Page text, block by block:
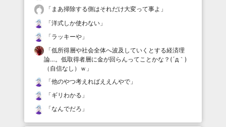
「 まあ掃除する側はそれだけ大変って事よ 」
「洋式しか使わない 」
「ラッキーや 」
「低所得層や社会全体へ波及していくとする経済理
論…。低取得者層に金が回らんってことかな？(´д｀)
（自信なし）ｗ 」
「他のやつ考えればええんやで 」
「ギリわかる 」
「なんでだろ 」